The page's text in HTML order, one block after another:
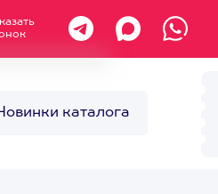
каталога